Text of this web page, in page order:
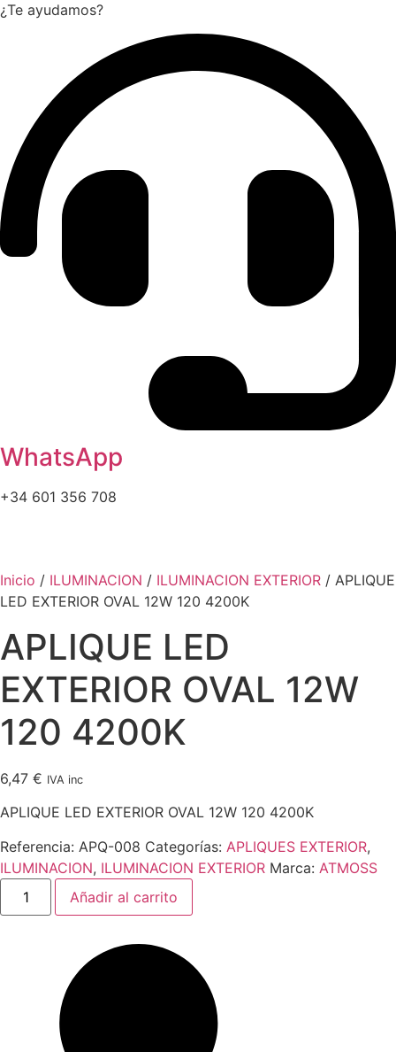
¿Te ayudamos?
WhatsApp
+34 601 356 708
Inicio / ILUMINACION / ILUMINACION EXTERIOR / APLIQUE
LED EXTERIOR OVAL 12W 120 4200K
APLIQUE LED
EXTERIOR OVAL 12W
120 4200K
6,47 € IVA inc
APLIQUE LED EXTERIOR OVAL 12W 120 4200K
Referencia: APQ-008 Categorías: APLIQUES EXTERIOR,
ILUMINACION, ILUMINACION EXTERIOR Marca: ATMOSS
APLIQUE
LED
EXTERIOR
Añadir al carrito